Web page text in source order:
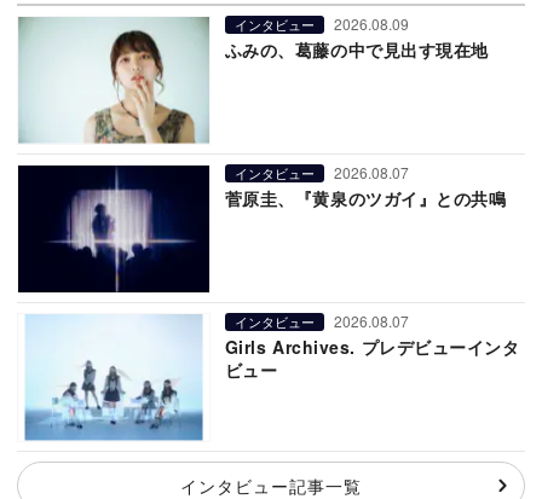
インタビュー 2026.08.09
ふみの、葛藤の中で見出す現在地
インタビュー 2026.08.07
菅原圭、『黄泉のツガイ』との共鳴
インタビュー 2026.08.07
Girls Archives. プレデビューインタ
ビュー
インタビュー記事一覧